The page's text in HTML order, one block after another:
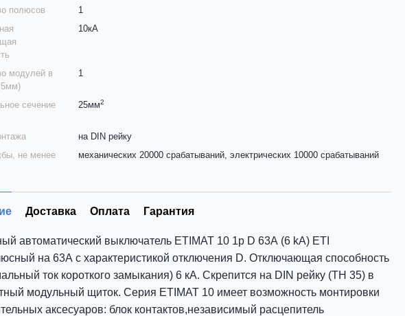
полюсов
1
10кА
модулей в
1
сечение
25мм2
на DIN рейку
не менее
механических 20000 срабатываний, электрических 10000 срабатываний
Доставка Оплата Гарантия
автоматический выключатель ETIMAT 10 1p D 63А (6 kA) ETI
на 63А с характеристикой отключения D. Отключающая способность
ток короткого замыкания) 6 кА. Скрепится на DIN рейку (ТН 35) в
модульный щиток. Серия ETIMAT 10 имеет возможность монтировки
аксесуаров: блок контактов,независимый расцепитель